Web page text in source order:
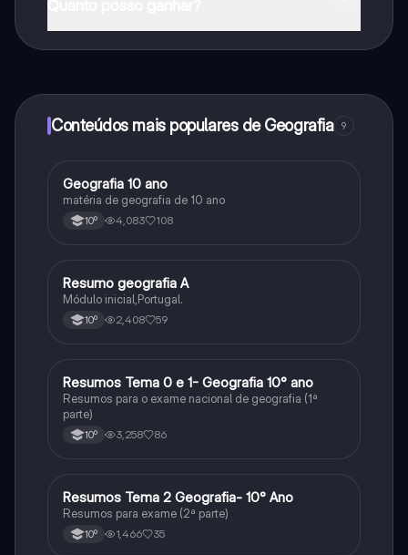
Conteúdos mais populares de Geografia 9
Geografia
Geografia 10 ano
matéria de geografia de 10 ano
10º 4,083 108
Geografia
Resumo geografia A
Módulo inicial,Portugal.
10º 2,408 59
Geografia
Resumos Tema 0 e 1- Geografia 10° ano
Resumos para o exame nacional de geografia (1ª
parte)
10º 3,258 86
Geografia
Resumos Tema 2 Geografia- 10° Ano
Resumos para exame (2ª parte)
10º 1,466 35